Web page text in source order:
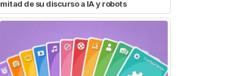
mitad de su discurso a IA y robots